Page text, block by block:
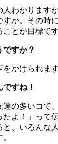
わかります
か。その時
とが目標です
すか？
かけられます
すね！
の多いコで
よ！」って
と、いろんな